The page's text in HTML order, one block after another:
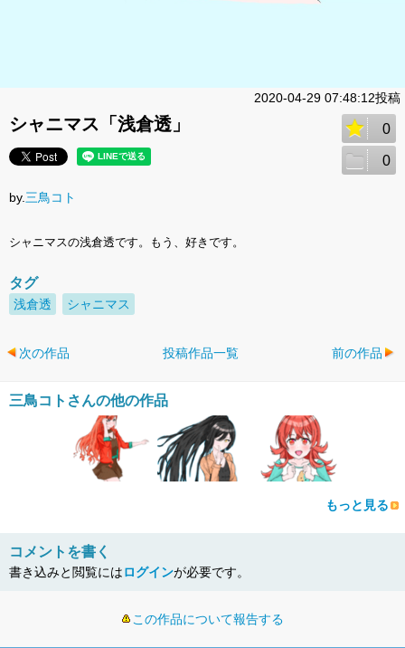
2020-04-29 07:48:12投稿
シャニマス「浅倉透」 0
0
by. 三鳥コト
シャニマスの浅倉透です。もう、好きです。
タグ
浅倉透 シャニマス
次の作品 投稿作品一覧 前の作品
三鳥コトさんの他の作品
もっと見る
コメントを書く
書き込みと閲覧にはログインが必要です。
この作品について報告する